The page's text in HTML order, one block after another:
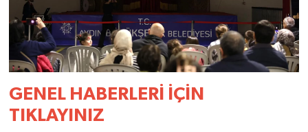
GENEL HABERLERİ İÇİN
TIKLAYINIZ